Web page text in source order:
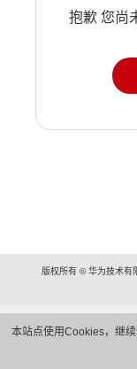
本站点使用Cookies，继
抱歉 您尚
版权所有 © 华为技术有